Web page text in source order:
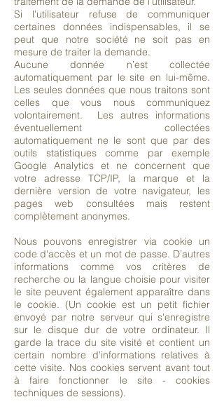
Si l'utilisateur refuse de communiquer
certaines données indispensables, il se
peut que notre société ne soit pas en
mesure de traiter la demande.
Aucune donnée n’est collectée
automatiquement par le site en lui-même.
Les seules données que nous traitons sont
celles que vous nous communiquez
volontairement. Les autres informations
éventuellement collectées
automatiquement ne le sont que par des
outils statistiques comme par exemple
Google Analytics et ne concernent que
votre adresse TCP/IP, la marque et la
dernière version de votre navigateur, les
pages web consultées mais restent
complètement anonymes.
Nous pouvons enregistrer via cookie un
code d'accès et un mot de passe. D’autres
informations comme vos critères de
recherche ou la langue choisie pour visiter
le site peuvent également apparaître dans
le cookie. (Un cookie est un petit fichier
envoyé par notre serveur qui s'enregistre
sur le disque dur de votre ordinateur. Il
garde la trace du site visité et contient un
certain nombre d'informations relatives à
cette visite. Nos cookies servent avant tout
à faire fonctionner le site - cookies
techniques de sessions).